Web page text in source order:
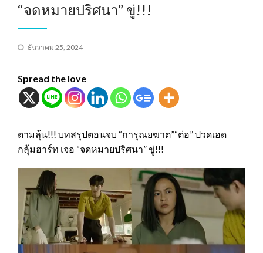
“จดหมายปริศนา” ขู่!!!
Posted
ธันวาคม 25, 2024
Spread the love
ตามลุ้น!!! บทสรุปตอนจบ “การุณยฆาต”“ต่อ” ปวดเฮด
กลุ้มฮาร์ท เจอ “จดหมายปริศนา” ขู่!!!